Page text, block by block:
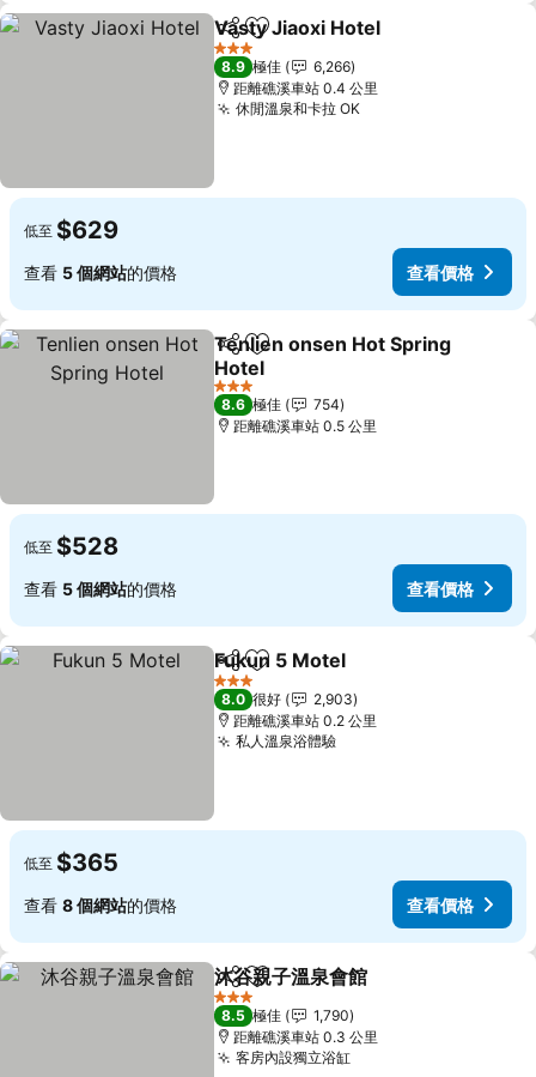
分享 放到收藏夾
Vasty Jiaoxi Hotel
3 星級
8.9 極佳
6,266
距離礁溪車站 0.4 公里
休閒溫泉和卡拉 OK查看價格
低至 $629
查看 5 個網站的價格 查看價格
分享 放到收藏夾
Tenlien onsen Hot Spring
Hotel
查看價格
3 星級
8.6 極佳
754
距離礁溪車站 0.5 公里
低至 $528
查看 5 個網站的價格 查看價格
分享 放到收藏夾
Fukun 5 Motel
3 星級
8.0 很好
2,903
距離礁溪車站 0.2 公里
私人溫泉浴體驗查看價格
低至 $365
查看 8 個網站的價格 查看價格
分享 放到收藏夾
沐谷親子溫泉會館
3 星級
8.5 極佳
1,790
距離礁溪車站 0.3 公里
客房內設獨立浴缸查看價格